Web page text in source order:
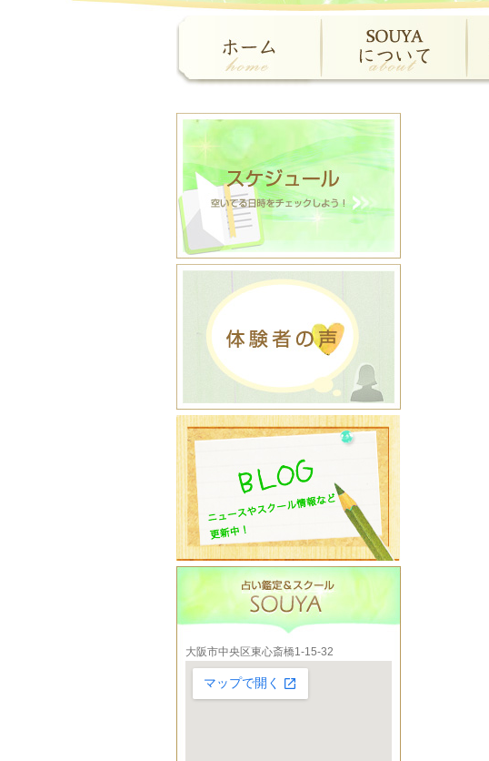
大阪市中央区東心斎橋1-15-32